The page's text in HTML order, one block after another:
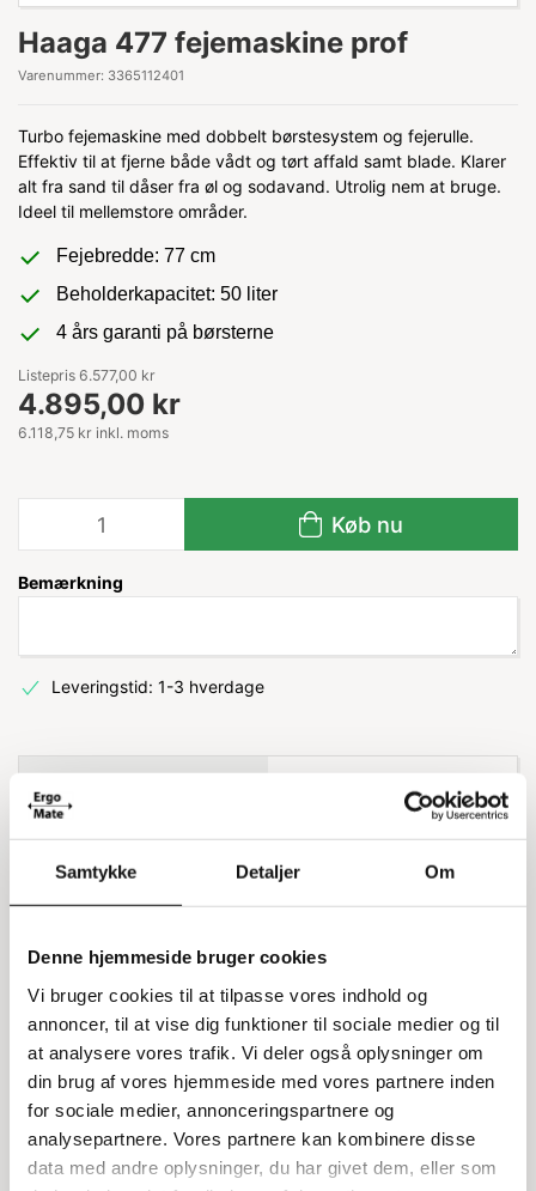
Samtykke Detaljer Om
Denne hjemmeside bruger cookies
Vi bruger cookies til at tilpasse vores indhold og
annoncer, til at vise dig funktioner til sociale medier og til
at analysere vores trafik. Vi deler også oplysninger om
din brug af vores hjemmeside med vores partnere inden
for sociale medier, annonceringspartnere og
analysepartnere. Vores partnere kan kombinere disse
data med andre oplysninger, du har givet dem, eller som
Haaga 477 fejemaskine prof
Varenummer: 3365112401
Turbo fejemaskine med dobbelt børstesystem og fejerulle.
Effektiv til at fjerne både vådt og tørt affald samt blade. Klarer
alt fra sand til dåser fra øl og sodavand. Utrolig nem at bruge.
Ideel til mellemstore områder.
Fejebredde: 77 cm
Beholderkapacitet: 50 liter
4 års garanti på børsterne
Listepris 6.577,00 kr
4.895,00 kr
6.118,75 kr inkl. moms
Køb nu
Bemærkning
Leveringstid: 1-3 hverdage
Information
Fejemaskine med turbo
fejesystem
Vores fejemaskine med turbo fejesystem er
udstyret med to runde børster og en fejerulle, der
nemt fjerner både vådt og tørt snavs samt blade.
Den kan håndtere alt fra sand til øl- og
sodavandsdåser uden problemer. Maskinen er
meget let at håndtere og er ideel til mellemstore
områder.
Holdbarhed og kapacitet